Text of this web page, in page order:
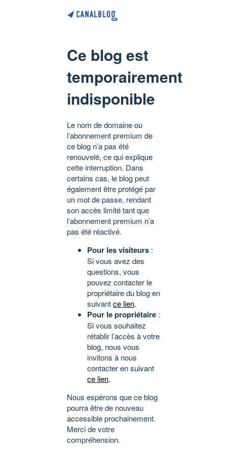
Ce blog est
temporairement
indisponible
Le nom de domaine ou
l’abonnement premium de
ce blog n’a pas été
renouvelé, ce qui explique
cette interruption. Dans
certains cas, le blog peut
également être protégé par
un mot de passe, rendant
son accès limité tant que
l’abonnement premium n’a
pas été réactivé.
Pour les visiteurs :
Si vous avez des
questions, vous
pouvez contacter le
propriétaire du blog en
suivantce lien.
Pour le propriétaire :
Si vous souhaitez
rétablir l’accès à votre
blog, nous vous
invitons à nous
contacter en suivant
ce lien.
Nous espérons que ce blog
pourra être de nouveau
accessible prochainement.
Merci de votre
compréhension.